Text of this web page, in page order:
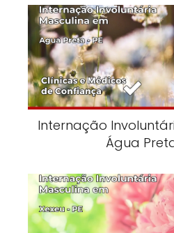
Internação
Água